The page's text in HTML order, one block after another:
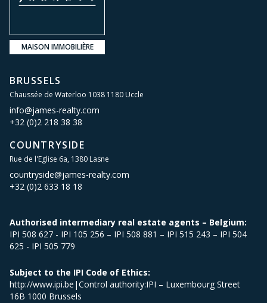
MAISON IMMOBILIÈRE
BRUSSELS
Chaussée de Waterloo 1038 1180 Uccle
info@james-realty.com
+32 (0)2 218 38 38
COUNTRYSIDE
Rue de l'Eglise 6a, 1380 Lasne
countryside@james-realty.com
+32 (0)2 633 18 18
Authorised intermediary real estate agents – Belgium:
IPI 508 627 - IPI 105 256 – IPI 508 881 – IPI 515 243 – IPI 504
625 - IPI 505 779
Subject to the IPI Code of Ethics:
http://www.ipi.be|Control authority:IPI – Luxembourg Street
16B 1000 Brussels